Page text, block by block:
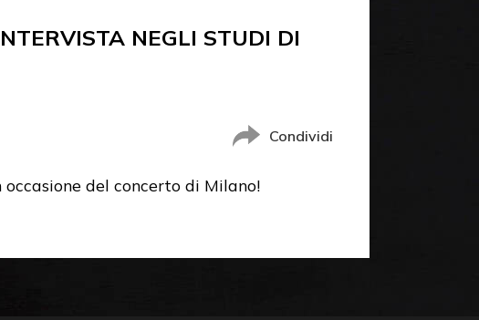
NEGLI STUDI DI
Condividi
del concerto di Milano!